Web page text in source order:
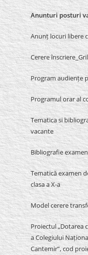
Anunturi posturi
Anunț locuri libere
Cerere
Program audiențe
Programul orar al
Tematica si
vacante
Bibliografie
Tematică examen
clasa a X-a
Model cerere
Proiectul „Dotarea
a Colegiului
Cantemir”, cod